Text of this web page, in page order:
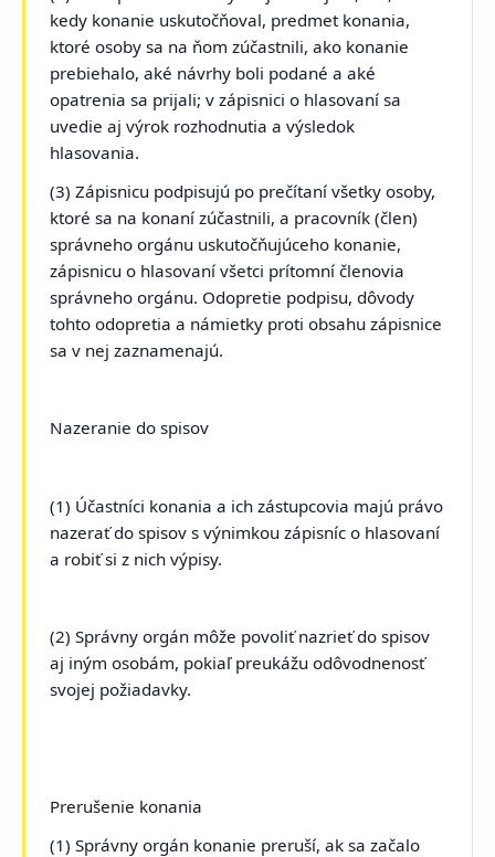
kedy konanie uskutočňoval, predmet konania,
ktoré osoby sa na ňom zúčastnili, ako konanie
prebiehalo, aké návrhy boli podané a aké
opatrenia sa prijali; v zápisnici o hlasovaní sa
uvedie aj výrok rozhodnutia a výsledok
hlasovania.
(3) Zápisnicu podpisujú po prečítaní všetky osoby,
ktoré sa na konaní zúčastnili, a pracovník (člen)
správneho orgánu uskutočňujúceho konanie,
zápisnicu o hlasovaní všetci prítomní členovia
správneho orgánu. Odopretie podpisu, dôvody
tohto odopretia a námietky proti obsahu zápisnice
sa v nej zaznamenajú.
Nazeranie do spisov
(1) Účastníci konania a ich zástupcovia majú právo
nazerať do spisov s výnimkou zápisníc o hlasovaní
a robiť si z nich výpisy.
(2) Správny orgán môže povoliť nazrieť do spisov
aj iným osobám, pokiaľ preukážu odôvodnenosť
svojej požiadavky.
Prerušenie konania
(1) Správny orgán konanie preruší, ak sa začalo